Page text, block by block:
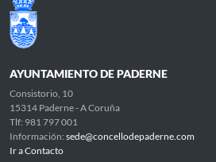
AYUNTAMIENTO DE PADERNE
Consistorio, 10
15314 Paderne - A Coruña
Tlf: 981 797 001
Información: sede@concellodepaderne.com
Ir a Contacto